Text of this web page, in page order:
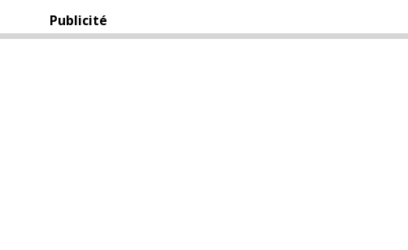
Publicité